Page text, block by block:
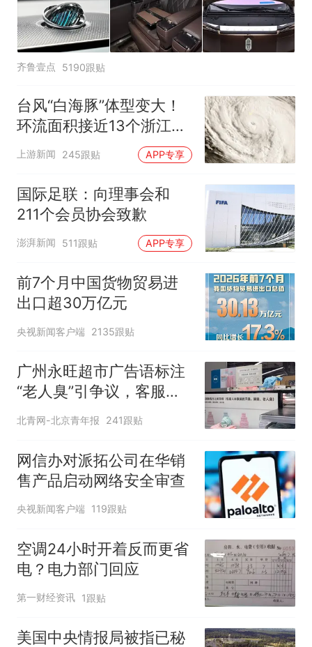
齐鲁壹点 5190跟贴
台风“白海豚”体型变大！
环流面积接近13个浙江那
么大
上游新闻 245跟贴 APP专享
国际足联：向理事会和
211个会员协会致歉
澎湃新闻 511跟贴 APP专享
前7个月中国货物贸易进
出口超30万亿元
央视新闻客户端 2135跟贴
广州永旺超市广告语标注
“老人臭”引争议，客服回
应
北青网-北京青年报 241跟贴
网信办对派拓公司在华销
售产品启动网络安全审查
央视新闻客户端 119跟贴
空调24小时开着反而更省
电？电力部门回应
第一财经资讯 1跟贴
美国中央情报局被指已秘